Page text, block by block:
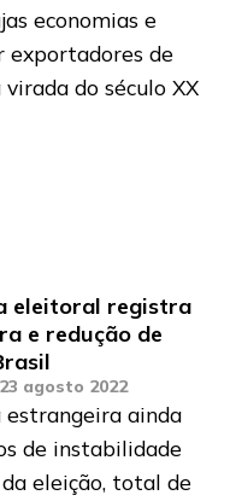
economias e
exportadores de
do século XX
eleitoral registra
e redução de
23 agosto 2022
ainda
de instabilidade
eleição, total de